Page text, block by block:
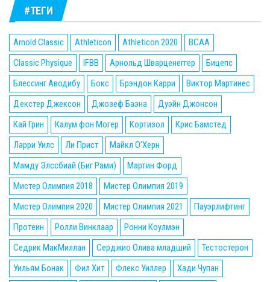
#ТЕГИ
Arnold Classic Athleticon Athleticon 2020
BCAA
Classic Physique
IFBB Арнольд Шварценеггер
Бицепс
Блессинг Аводибу
Бокс Брэндон Карри
Виктор Мартинес
Декстер Джексон
Джозеф Баэна
Дуэйн Джонсон
Кай Грин
Калум фон Могер Кортизол
Крис Бамстед
Ларри Уилс
Ли Прист
Майкл О'Херн
Мамду Элссбиай (Биг Рами)
Мартин Форд
Мистер Олимпия 2018
Мистер Олимпия 2019
Мистер Олимпия 2020
Мистер Олимпия 2021
Пауэрлифтинг
Протеин
Ролли Винклаар
Ронни Коулмэн
Седрик МакМиллан
Серджио Олива младший
Тестостерон
Уильям Бонак
Фил Хит Флекс Уиллер
Хади Чупан